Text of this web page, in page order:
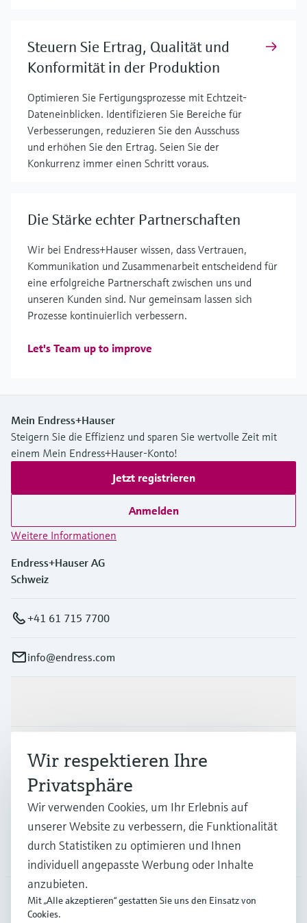
Steuern Sie Ertrag, Qualität und
Konformität in der Produktion
Optimieren Sie Fertigungsprozesse mit Echtzeit-
Dateneinblicken. Identifizieren Sie Bereiche für
Verbesserungen, reduzieren Sie den Ausschuss
und erhöhen Sie den Ertrag. Seien Sie der
Konkurrenz immer einen Schritt voraus.
Die Stärke echter Partnerschaften
Wir bei Endress+Hauser wissen, dass Vertrauen,
Kommunikation und Zusammenarbeit entscheidend für
eine erfolgreiche Partnerschaft zwischen uns und
unseren Kunden sind. Nur gemeinsam lassen sich
Prozesse kontinuierlich verbessern.
Let's Team up to improve
Mein Endress+Hauser
Steigern Sie die Effizienz und sparen Sie wertvolle Zeit mit
einem Mein Endress+Hauser-Konto!
Jetzt registrieren
Anmelden
Weitere Informationen
Endress+Hauser AG
Schweiz
+41 61 715 7700
info@endress.com
Branchen
Support
Unternehmen
GLB
Wir respektieren Ihre
Privatsphäre
Wir verwenden Cookies, um Ihr Erlebnis auf
unserer Website zu verbessern, die Funktionalität
durch Statistiken zu optimieren und Ihnen
individuell angepasste Werbung oder Inhalte
anzubieten.
Mit „Alle akzeptieren“ gestatten Sie uns den Einsatz von
Cookies.